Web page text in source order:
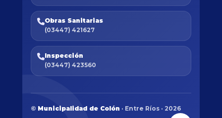
Obras Sanitarias
(03447) 421627
Inspección
(03447) 423560
© Municipalidad de Colón · Entre Ríos · 2026